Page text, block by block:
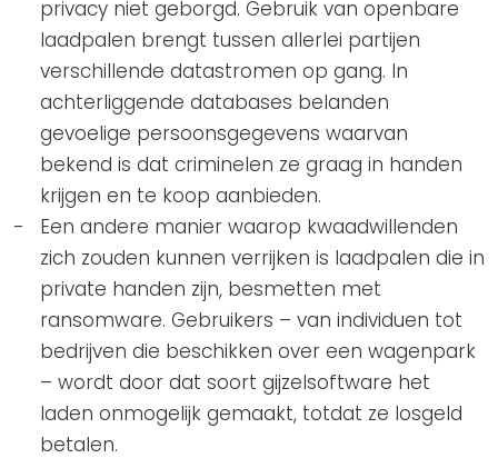
privacy niet geborgd. Gebruik van openbare
laadpalen brengt tussen allerlei partijen
verschillende datastromen op gang. In
achterliggende databases belanden
gevoelige persoonsgegevens waarvan
bekend is dat criminelen ze graag in handen
krijgen en te koop aanbieden.
Een andere manier waarop kwaadwillenden
zich zouden kunnen verrijken is laadpalen die in
private handen zijn, besmetten met
ransomware. Gebruikers – van individuen tot
bedrijven die beschikken over een wagenpark
– wordt door dat soort gijzelsoftware het
laden onmogelijk gemaakt, totdat ze losgeld
betalen.